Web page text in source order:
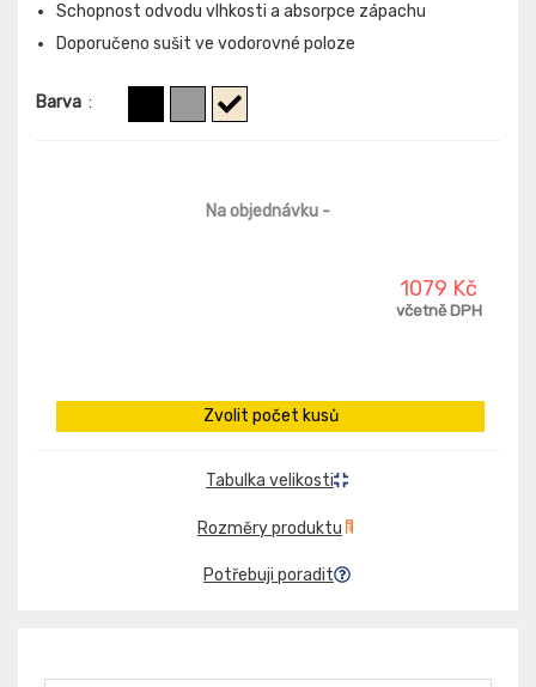
Schopnost odvodu vlhkosti a absorpce zápachu
Doporučeno sušit ve vodorovné poloze
Barva :
Na objednávku -
1079 Kč
včetně DPH
Zvolit počet kusů
Tabulka velikosti
Rozměry produktu
Potřebuji poradit